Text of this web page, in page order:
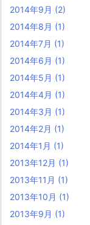
2014年9月 (2)
2014年8月 (1)
2014年7月 (1)
2014年6月 (1)
2014年5月 (1)
2014年4月 (1)
2014年3月 (1)
2014年2月 (1)
2014年1月 (1)
2013年12月 (1)
2013年11月 (1)
2013年10月 (1)
2013年9月 (1)